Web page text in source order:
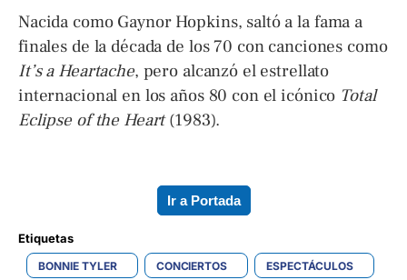
Nacida como Gaynor Hopkins, saltó a la fama a
finales de la década de los 70 con canciones como
It’s a Heartache, pero alcanzó el estrellato
internacional en los años 80 con el icónico Total
Eclipse of the Heart(1983).
Ir a Portada
Etiquetas
BONNIE TYLER CONCIERTOS ESPECTÁCULOS